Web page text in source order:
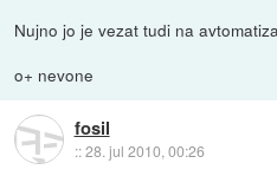
Nujno jo je vezat tudi na
o+ nevone
fosil
::28. jul 2010, 00:26